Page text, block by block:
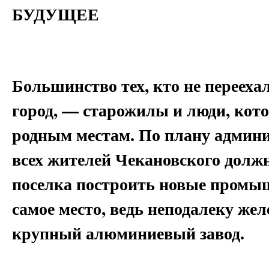
БУДУЩЕЕ
Большинство тех, кто не
город, — старожилы и люди,
родным местам. По плану
всех жителей Чекановского
поселка построить новые
самое место, ведь неподалеку
крупный алюминиевый завод.